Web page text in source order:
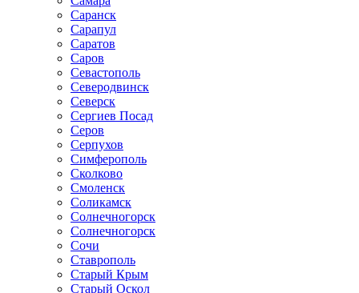
Саранск
Сарапул
Саратов
Саров
Севастополь
Северодвинск
Северск
Сергиев Посад
Серов
Серпухов
Симферополь
Сколково
Смоленск
Соликамск
Солнечногорск
Солнечногорск
Сочи
Ставрополь
Старый Крым
Старый Оскол